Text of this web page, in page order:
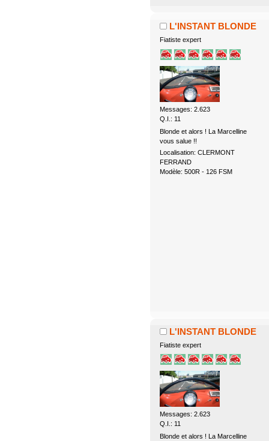
L'INSTANT BLONDE
Fiatiste expert
Messages: 2.623
Q.I.: 11
Blonde et alors ! La Marcelline
vous salue !!
Localisation: CLERMONT
FERRAND
Modèle: 500R - 126 FSM
L'INSTANT BLONDE
Fiatiste expert
Messages: 2.623
Q.I.: 11
Blonde et alors ! La Marcelline